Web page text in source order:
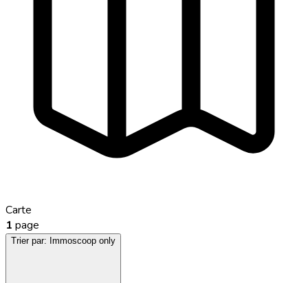
Carte
1 page
Trier par: Immoscoop only